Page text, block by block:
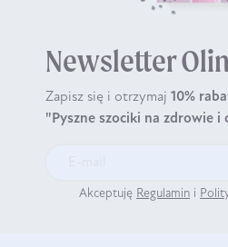
Newsletter
Zapisz się i otrzymaj 10%
"Pyszne szociki na zdrowie i
Akceptuję Regulamin i